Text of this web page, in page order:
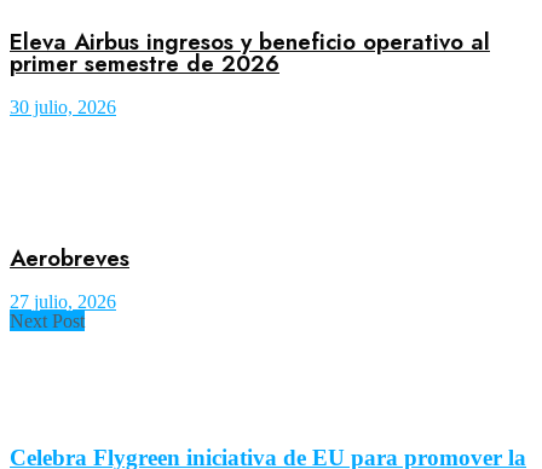
Eleva Airbus ingresos y beneficio operativo al
primer semestre de 2026
30 julio, 2026
Aerobreves
27 julio, 2026
Next Post
Celebra Flygreen iniciativa de EU para promover la